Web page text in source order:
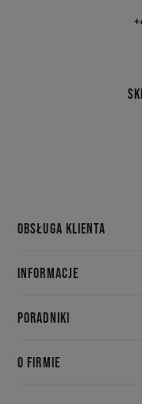
OBSŁUGA KLIENTA
INFORMACJE
PORADNIKI
O FIRMIE